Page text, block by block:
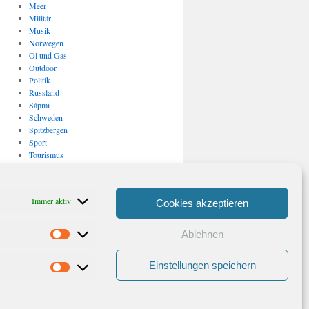
Immer aktiv
Statistiken
Marketing
Cookies akzeptieren
Ablehnen
Einstellungen speichern
Meer
Militär
Musik
Norwegen
Öl und Gas
Outdoor
Politik
Russland
Sápmi
Schweden
Spitzbergen
Sport
Tourismus
Vulkanismus/ Erdbeben